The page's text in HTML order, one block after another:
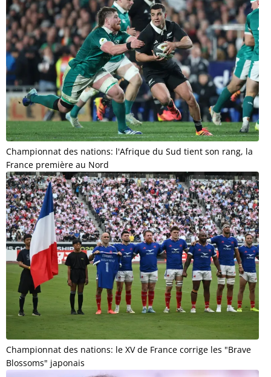
Championnat des nations: l'Afrique du Sud tient son rang, la
France première au Nord
Championnat des nations: le XV de France corrige les "Brave
Blossoms" japonais